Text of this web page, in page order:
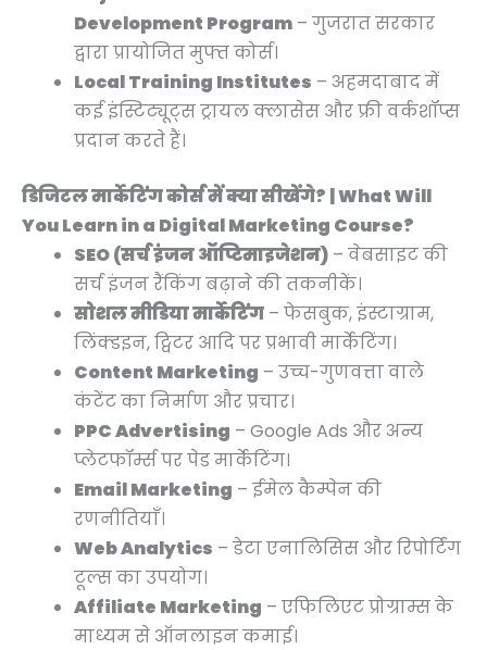
Development Program – गुजरात सरकार
द्वारा प्रायोजित मुफ्त कोर्स।
Local Training Institutes – अहमदाबाद में
कई इंस्टिट्यूट्स ट्रायल क्लासेस और फ्री वर्कशॉप्स
प्रदान करते हैं।
डिजिटल मार्केटिंग कोर्स में क्या सीखेंगे? | What Will
You Learn in a Digital Marketing Course?
SEO (सर्च इंजन ऑप्टिमाइजेशन) – वेबसाइट की
सर्च इंजन रैंकिंग बढ़ाने की तकनीकें।
सोशल मीडिया मार्केटिंग – फेसबुक, इंस्टाग्राम,
लिंक्डइन, ट्विटर आदि पर प्रभावी मार्केटिंग।
Content Marketing – उच्च-गुणवत्ता वाले
कंटेंट का निर्माण और प्रचार।
PPC Advertising – Google Ads और अन्य
प्लेटफॉर्म्स पर पेड मार्केटिंग।
Email Marketing – ईमेल कैम्पेन की
रणनीतियाँ।
Web Analytics – डेटा एनालिसिस और रिपोर्टिंग
टूल्स का उपयोग।
Affiliate Marketing – एफिलिएट प्रोग्राम्स के
माध्यम से ऑनलाइन कमाई।